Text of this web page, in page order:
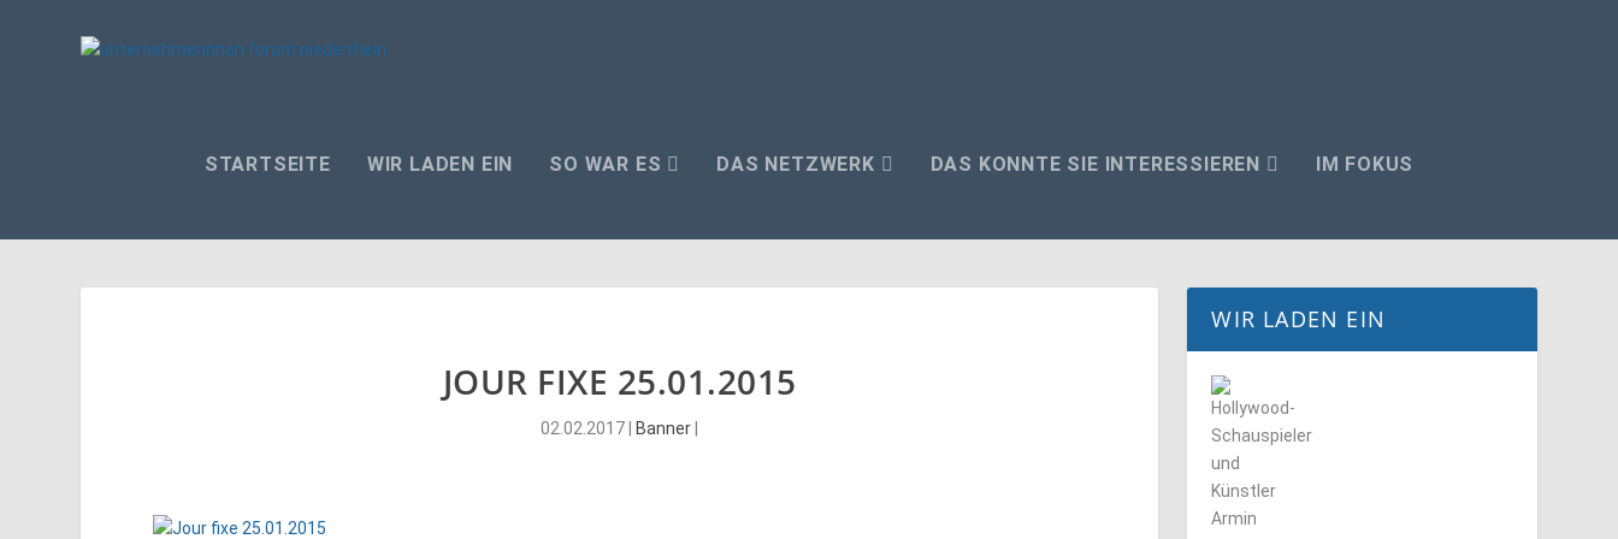
STARTSEITE WIR LADEN EIN SO WAR ES DAS NETZWERK DAS KÖNNTE SIE INTERESSIEREN IM FOKUS
JOUR FIXE 25.01.2015
02.02.2017 Banner
WIR LADEN EIN